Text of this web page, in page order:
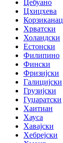
Цебуано
Цхицхева
Корзиканац
Хрватски
Холандски
Естонски
Филипино
Фински
Фризијски
Галицијски
Грузијски
Гуџаратски
Хаитиан
Хауса
Хавајски
Хебрејски